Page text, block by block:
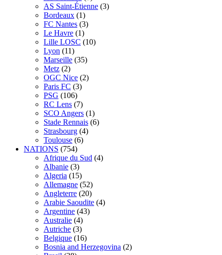
AS Saint-Étienne (3)
Bordeaux (1)
FC Nantes (3)
Le Havre (1)
Lille LOSC (10)
Lyon (11)
Marseille (35)
Metz (2)
OGC Nice (2)
Paris FC (3)
PSG (106)
RC Lens (7)
SCO Angers (1)
Stade Rennais (6)
Strasbourg (4)
Toulouse (6)
NATIONS (754)
Afrique du Sud (4)
Albanie (3)
Algeria (15)
Allemagne (52)
Angleterre (20)
Arabie Saoudite (4)
Argentine (43)
Australie (4)
Autriche (3)
Belgique (16)
Bosnia and Herzegovina (2)